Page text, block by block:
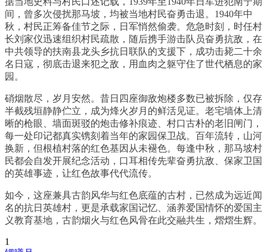
间，曾多次侵扰那马坡，均被当地村民奋勇击退。1940年中
秋，村民正筹备佳节之际，日军悄然偷袭。危急时刻，时任村
长刘家仪迅速组织村民疏散，随后携手游击队员奋勇抗敌，在
中共领导的扶南县龙头乡抗日联队的支援下，成功击毙二十余
名日寇，彻底击退来犯之敌，用血肉之躯守住了世代栖息的家
园。
硝烟散尽，岁月安然。昔日四座御敌炮楼多数已被拆除，仅存
半截残垣静静伫立，成为烽火岁月的鲜活见证。老宅墙体上清
晰的枪眼、墙面斑驳的炮击修补痕迹、村口古朴的老旧闸门，
每一处印记都真实镌刻着当年的家园保卫战。百年流转，山河
换新，但根植村落的红色基因从未褪色。每逢中秋，那马坡村
民都会自发开展纪念活动，口耳相传先辈奋勇抗敌、保家卫国
的英雄事迹，让红色故事代代流传。
如今，这座兼具古韵风华与红色底蕴的古村，已然成为远近闻
名的抗日英雄村，更是承载家国记忆、涵养爱国情怀的爱国主
义教育基地，古韵烟火与红色风骨在此交融共生，熠熠生辉。
1